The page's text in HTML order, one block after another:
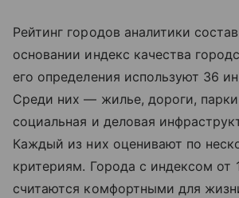
Рейтинг городов аналитики
основании индекс качества
его определения используют 36
Среди них — жилье, дороги,
социальная и деловая
Каждый из них оценивают по
критериям. Города с индексом от
считаются комфортными для